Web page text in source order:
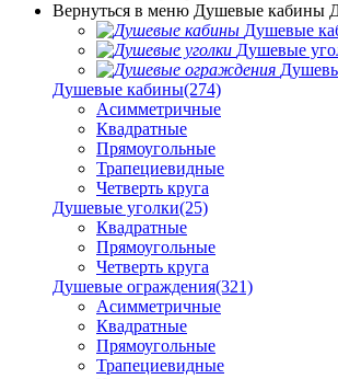
Вернуться в меню Душевые кабины
Душевые
Душевые
Душевые кабины(274)
Асимметричные
Квадратные
Прямоугольные
Трапециевидные
Четверть круга
Душевые уголки(25)
Квадратные
Прямоугольные
Четверть круга
Душевые ограждения(321)
Асимметричные
Квадратные
Прямоугольные
Трапециевидные